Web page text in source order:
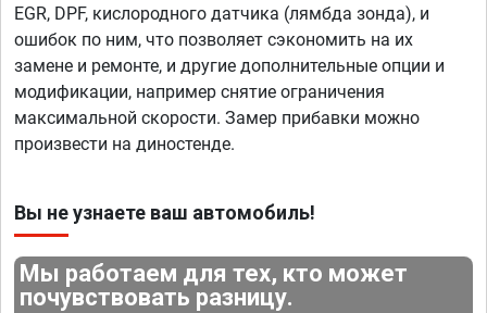
EGR, DPF, кислородного датчика (лямбда зонда), и
ошибок по ним, что позволяет сэкономить на их
замене и ремонте, и другие дополнительные опции и
модификации, например снятие ограничения
максимальной скорости. Замер прибавки можно
произвести на диностенде.
Вы не узнаете ваш автомобиль!
Мы работаем для тех, кто может
почувствовать разницу.